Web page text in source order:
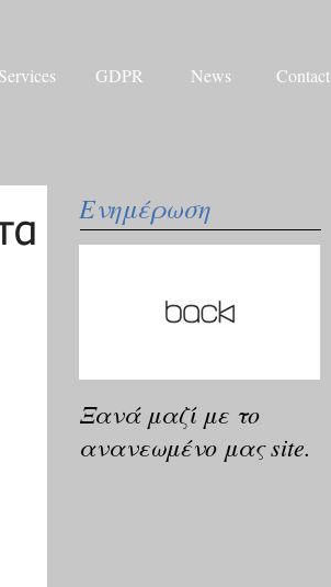
Ενημέρωση
Ξανά μαζί με το
ανανεωμένο μας site.
Services GDPR News Contact